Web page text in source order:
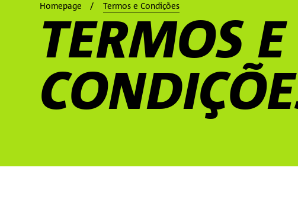
Homepage Termos e Condições
TERMOS E